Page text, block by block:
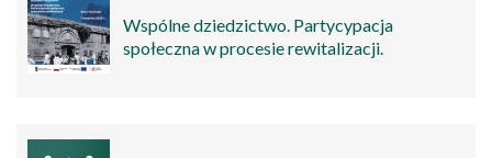
Wspólne dziedzictwo. Partycypacja
społeczna w procesie rewitalizacji.